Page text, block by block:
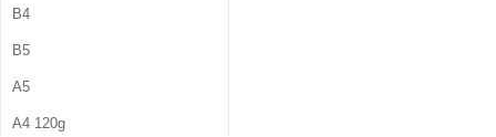
B4
B5
A5
A4 120g